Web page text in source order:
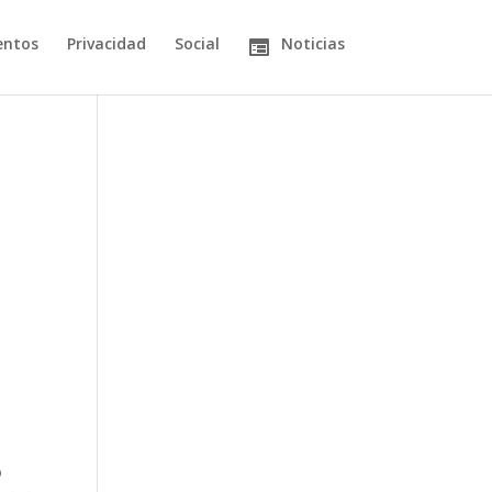
Privacidad Social Noticias